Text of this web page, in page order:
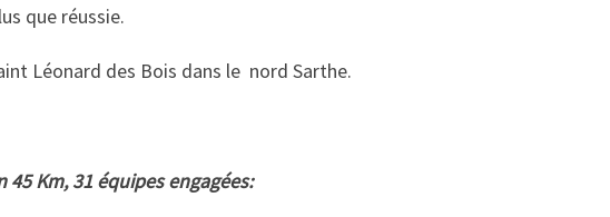
que réussie.
Léonard des Bois dans le nord Sarthe.
45 Km, 31 équipes engagées: